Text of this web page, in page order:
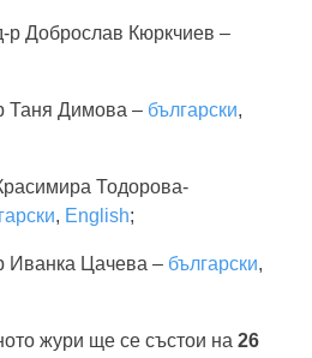
Доброслав Кюркчиев –
Таня Димова – български,
Тодорова-
, English;
Иванка Цачева – български,
жури ще се състои на 26